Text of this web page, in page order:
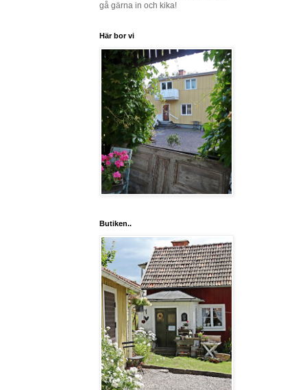
gå gärna in och kika!
Här bor vi
Butiken..